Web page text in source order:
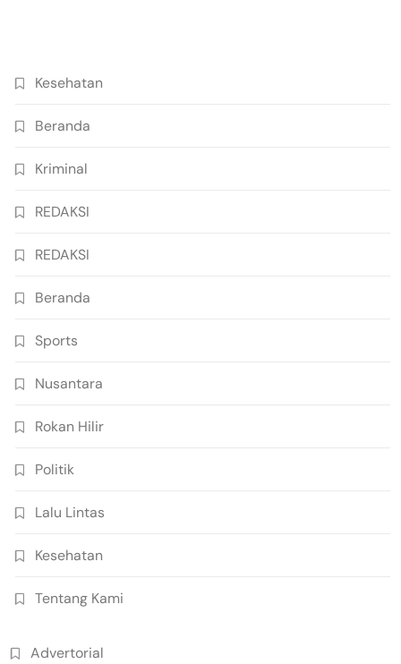
Kesehatan
Beranda
Kriminal
REDAKSI
REDAKSI
Beranda
Sports
Nusantara
Rokan Hilir
Politik
Lalu Lintas
Kesehatan
Tentang Kami
Advertorial